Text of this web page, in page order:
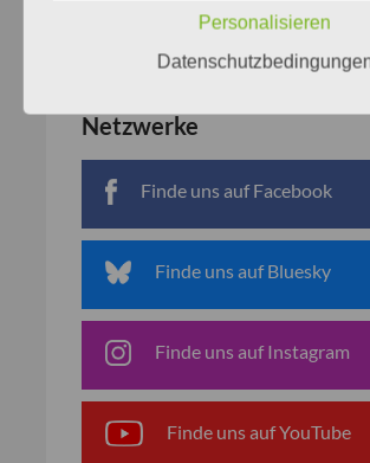
Netzwerke
Finde uns auf Facebook
Finde uns auf Bluesky
Finde uns auf Instagram
Finde uns auf YouTube
Personalisieren